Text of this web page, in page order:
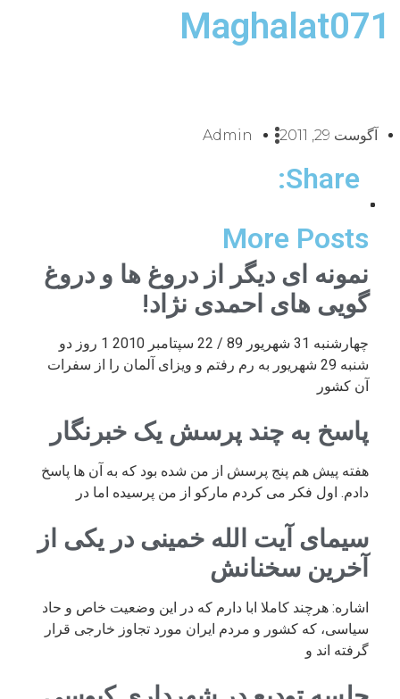
Maghalat071
آگوست 29, 2011 Admin
Share:
More Posts
نمونه ای دیگر از دروغ ها و دروغ
گویی های احمدی نژاد!
چهارشنبه 31 شهریور 89 / 22 سپتامبر 2010 1 روز دو
شنبه 29 شهریور به رم رفتم و ویزای آلمان را از سفرات
آن کشور
پاسخ به چند پرسش یک خبرنگار
هفته پیش هم پنج پرسش از من شده بود که به آن ها پاسخ
دادم. اول فکر می کردم مارکو از من پرسیده اما در
سیمای آیت الله خمینی در یکی از
آخرین سخنانش
اشاره: هرچند کاملا ابا دارم که در این وضعیت خاص و حاد
سیاسی، که کشور و مردم ایران مورد تجاوز خارجی قرار
گرفته اند و